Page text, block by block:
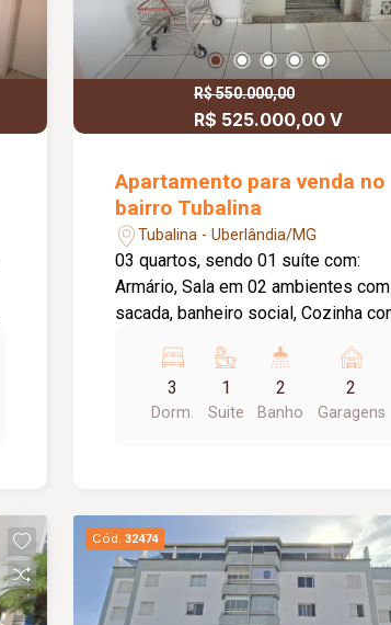
R$ 550.000,00
R$ 525.000,00 V
Apartamento para venda no
bairro Tubalina
Tubalina - Uberlândia/MG
03 quartos, sendo 01 suíte com:
Armário, Sala em 02 ambientes com
sacada, banheiro social, Cozinha com
carros livres. Piso cerâmica.
Aproximadamente 80m². Portaria,
elevador. * RESTRIÇÃO P/ REPÚBLICA
3
Dorm.
1
Suite
2
Banho
2
Garagens
Cód. 32474